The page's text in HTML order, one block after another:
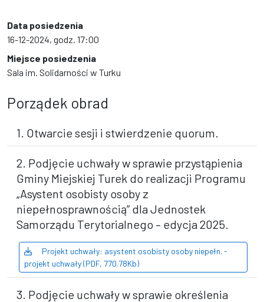
Data posiedzenia
16-12-2024, godz. 17:00
Miejsce posiedzenia
Sala im. Solidarności w Turku
Porządek obrad
1. Otwarcie sesji i stwierdzenie quorum.
2. Podjęcie uchwały w sprawie przystąpienia
Gminy Miejskiej Turek do realizacji Programu
„Asystent osobisty osoby z
niepełnosprawnością” dla Jednostek
Samorządu Terytorialnego – edycja 2025.
Projekt uchwały: asystent osobisty osoby niepełn. -
projekt uchwały (PDF, 770.78Kb)
3. Podjęcie uchwały w sprawie określenia